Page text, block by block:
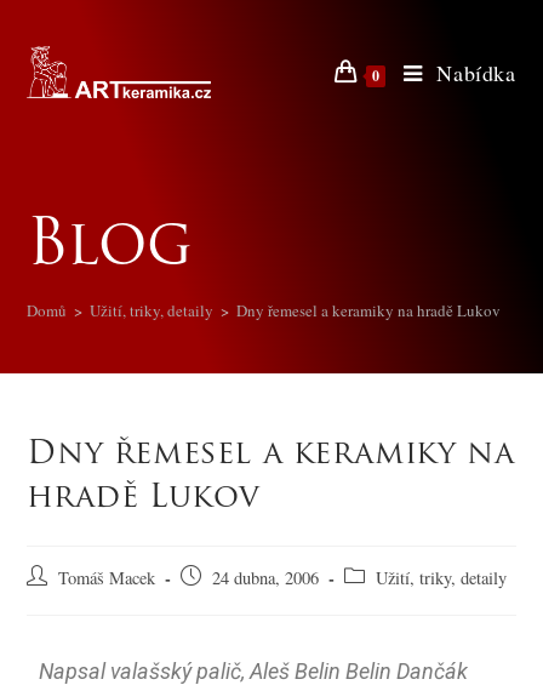
0 Nabídka
Blog
Domů > Užití, triky, detaily > Dny řemesel a keramiky na hradě Lukov
Dny řemesel a keramiky na
hradě Lukov
Tomáš Macek 24 dubna, 2006 Užití, triky, detaily
Napsal valašský palič, Aleš Belin Belin Dančák